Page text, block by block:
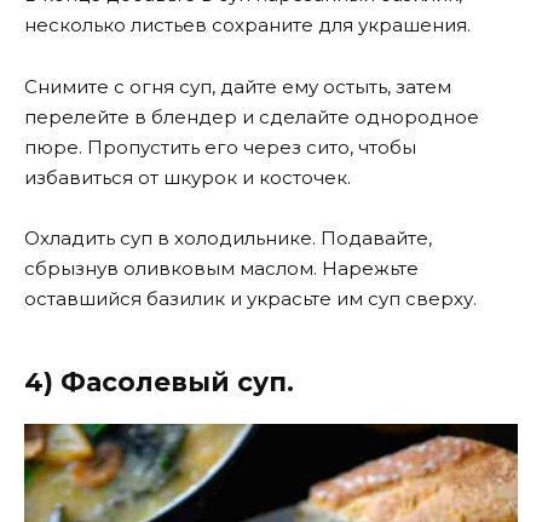
несколько листьев сохраните для украшения.
Снимите с огня суп, дайте ему остыть, затем
перелейте в блендер и сделайте однородное
пюре. Пропустить его через сито, чтобы
избавиться от шкурок и косточек.
Охладить суп в холодильнике. Подавайте,
сбрызнув оливковым маслом. Нарежьте
оставшийся базилик и украсьте им суп сверху.
4) Фасолевый суп.